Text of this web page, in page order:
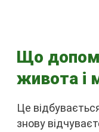
Що
живота і
Це
знову